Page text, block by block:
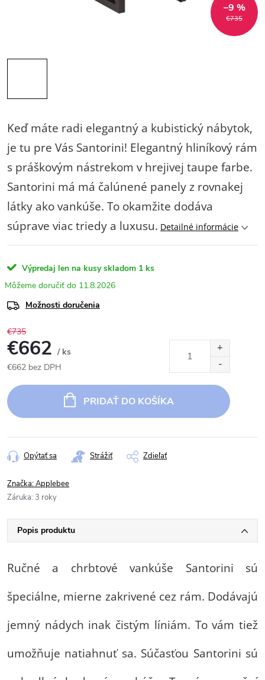
€735
–9 %
Keď máte radi elegantný a kubistický nábytok,
je tu pre Vás Santorini! Elegantný hliníkový rám
s práškovým nástrekom v hrejivej taupe farbe.
Santorini má má čalúnené panely z rovnakej
látky ako vankúše. To okamžite dodáva
súprave viac triedy a luxusu. Detailné informácie
Výpredaj len na kusy skladom 1 ks
11.8.2026
Možnosti doručenia
€735
€662 / ks
€662 bez DPH
cena:
PRIDAŤ DO KOŠÍKA
Opýtať sa Strážiť Zdieľať
Značka:Applebee
Záruka: 3 roky
Popis produktu
Ručné a chrbtové vankúše Santorini sú
špeciálne, mierne zakrivené cez rám. Dodávajú
jemný nádych inak čistým líniám. To vám tiež
umožňuje natiahnuť sa. Súčasťou Santorini sú